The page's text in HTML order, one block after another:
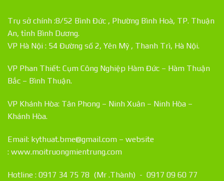
Trụ sở chính :8/52 Bình Đức , Phường Bình Hoà, TP. Thuận
An, tỉnh Bình Dương.
VP Hà Nội : 54 Đường số 2, Yên Mỹ , Thanh Trì, Hà Nội.
VP Phan Thiết: Cụm Công Nghiệp Hàm Đức – Hàm Thuận
Bắc – Bình Thuận.
VP Khánh Hòa: Tân Phong – Ninh Xuân – Ninh Hòa –
Khánh Hòa.
Email: kythuat.bme@gmail.com – website
: www.moitruongmientrung.com
Hotline : 0917 34 75 78 (Mr .Thành) - 0917 09 60 77